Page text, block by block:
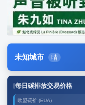
未知城市 晴
每日碳排放交易价格
欧盟碳价 (EUA)